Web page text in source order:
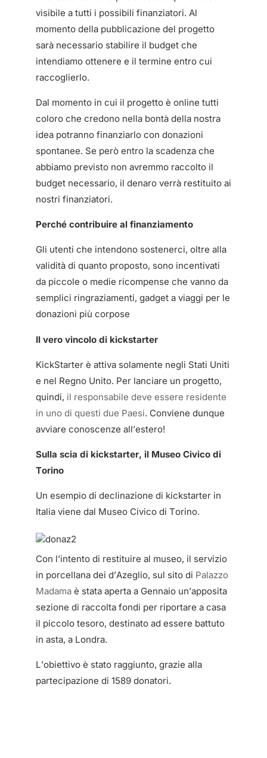
visibile a tutti i possibili finanziatori. Al
momento della pubblicazione del progetto
sarà necessario stabilire il budget che
intendiamo ottenere e il termine entro cui
raccoglierlo.
Dal momento in cui il progetto è online tutti
coloro che credono nella bontà della nostra
idea potranno finanziarlo con donazioni
spontanee. Se però entro la scadenza che
abbiamo previsto non avremmo raccolto il
budget necessario, il denaro verrà restituito ai
nostri finanziatori.
Perché contribuire al finanziamento
Gli utenti che intendono sostenerci, oltre alla
validità di quanto proposto, sono incentivati
da piccole o medie ricompense che vanno da
semplici ringraziamenti, gadget a viaggi per le
donazioni più corpose
Il vero vincolo di kickstarter
KickStarter è attiva solamente negli Stati Uniti
e nel Regno Unito. Per lanciare un progetto,
quindi, il responsabile deve essere residente
in uno di questi due Paesi. Conviene dunque
avviare conoscenze all’estero!
Sulla scia di kickstarter, il Museo Civico di
Torino
Un esempio di declinazione di kickstarter in
Italia viene dal Museo Civico di Torino.
Con l’intento di restituire al museo, il servizio
in porcellana dei d’Azeglio, sul sito di Palazzo
Madama è stata aperta a Gennaio un’apposita
sezione di raccolta fondi per riportare a casa
il piccolo tesoro, destinato ad essere battuto
in asta, a Londra.
L’obiettivo è stato raggiunto, grazie alla
partecipazione di 1589 donatori.